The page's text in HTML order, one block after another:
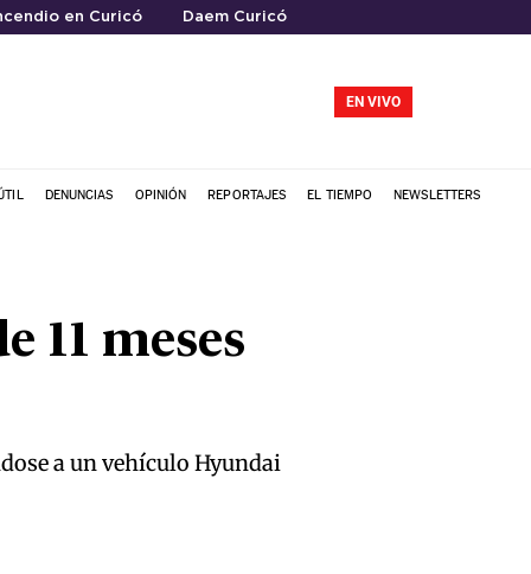
en Curicó Daem Curicó
EN VIVO
DENUNCIAS OPINIÓN REPORTAJES EL TIEMPO NEWSLETTERS
11 meses
a un vehículo Hyundai